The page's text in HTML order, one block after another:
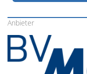
Anbieter